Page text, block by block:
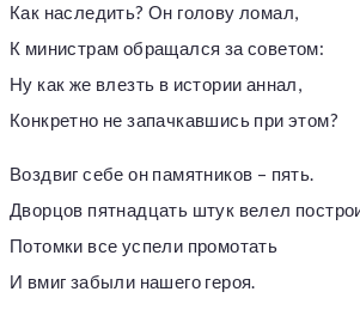
Как наследить? Он голову ломал,
К министрам обращался за советом:
Ну как же влезть в истории аннал,
Конкретно не запачкавшись при этом?
Воздвиг себе он памятников – пять.
Дворцов пятнадцать штук велел
Потомки все успели промотать
И вмиг забыли нашего героя.